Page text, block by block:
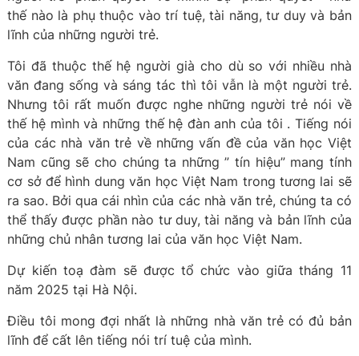
thế nào là phụ thuộc vào trí tuệ, tài năng, tư duy và bản
lĩnh của những người trẻ.
Tôi đã thuộc thế hệ người già cho dù so với nhiều nhà
văn đang sống và sáng tác thì tôi vẫn là một người trẻ.
Nhưng tôi rất muốn được nghe những người trẻ nói về
thế hệ mình và những thế hệ đàn anh của tôi . Tiếng nói
của các nhà văn trẻ về những vấn đề của văn học Việt
Nam cũng sẽ cho chúng ta những ” tín hiệu” mang tính
cơ sở để hình dung văn học Việt Nam trong tương lai sẽ
ra sao. Bởi qua cái nhìn của các nhà văn trẻ, chúng ta có
thể thấy được phần nào tư duy, tài năng và bản lĩnh của
những chủ nhân tương lai của văn học Việt Nam.
Dự kiến toạ đàm sẽ được tổ chức vào giữa tháng 11
năm 2025 tại Hà Nội.
Điều tôi mong đợi nhất là những nhà văn trẻ có đủ bản
lĩnh để cất lên tiếng nói trí tuệ của mình.